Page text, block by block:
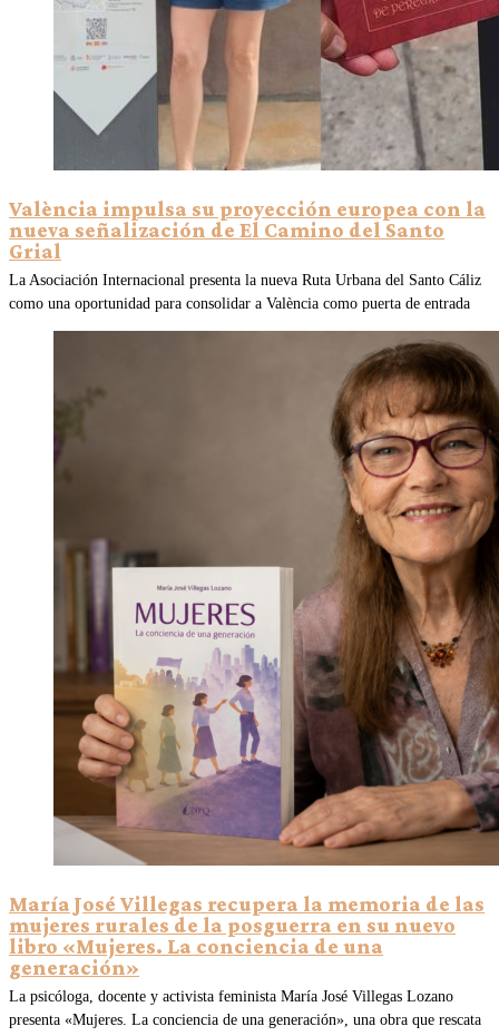
València impulsa su proyección europea con la
nueva señalización de El Camino del Santo
Grial
La Asociación Internacional presenta la nueva Ruta Urbana del Santo Cáliz
como una oportunidad para consolidar a València como puerta de entrada
María José Villegas recupera la memoria de las
mujeres rurales de la posguerra en su nuevo
libro «Mujeres. La conciencia de una
generación»
La psicóloga, docente y activista feminista María José Villegas Lozano
presenta «Mujeres. La conciencia de una generación», una obra que rescata